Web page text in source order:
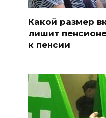
Какой размер
лишит
к пенсии